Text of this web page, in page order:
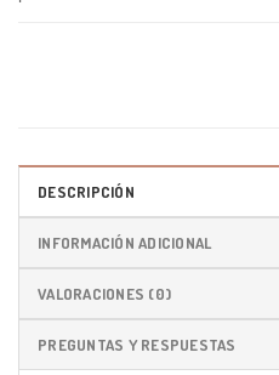
DESCRIPCIÓN
INFORMACIÓN ADICIONAL
VALORACIONES (0)
PREGUNTAS Y RESPUESTAS